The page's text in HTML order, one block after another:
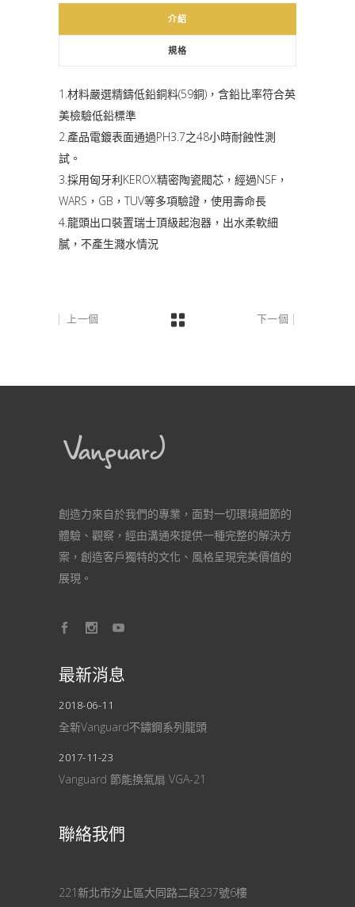
介紹
規格
1.材料嚴選精鑄低鉛銅料(59銅)，含鉛比率符合英
美檢驗低鉛標準
2.產品電鍍表面通過PH3.7之48小時耐蝕性測
試。
3.採用匈牙利KEROX精密陶瓷閥芯，經過NSF，
WARS，GB，TUV等多項驗證，使用壽命長
4.龍頭出口裝置瑞士頂級起泡器，出水柔軟細
膩，不產生濺水情況
上一個 下一個
創造力來自於我們的專業，面對一切環境細節的
體驗、觀察，經由溝通來提供一種完整的解決方
案，創造客戶獨特的文化、風格呈現完美價值的
展現。
最新消息
2018-06-11
全新Vanguard不鏽鋼系列龍頭
2017-11-23
Vanguard 節能換氣扇 VGA-21
聯絡我們
221新北市汐止區大同路二段237號6樓